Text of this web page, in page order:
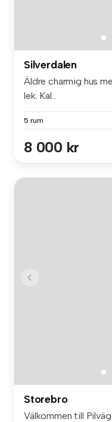
Silverdalen
Äldre charmig hus
lek. Kal...
5 rum
8 000 kr
Storebro
Välkommen till